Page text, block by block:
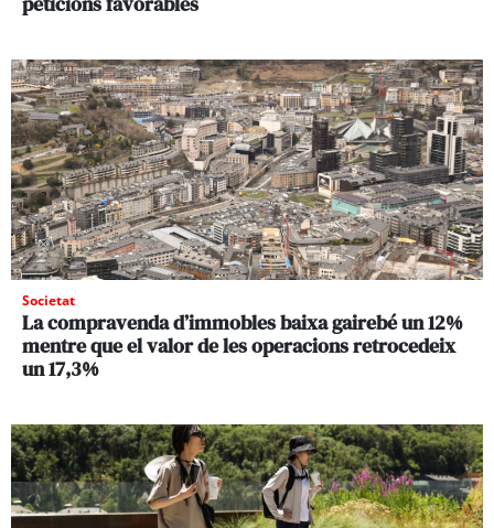
Societat
La compravenda d’immobles baixa gairebé un 12%
mentre que el valor de les operacions retrocedeix
un 17,3%